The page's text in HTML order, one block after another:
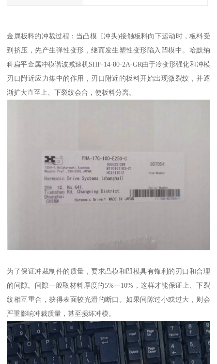
金属板料的冲裁过程：当凸模〔冲头)接触板料向下运动时，板料受
到挤压，先产生弹性变形，继而发生塑性变形陷入凹模中。哈默纳
科扁平金属冲模谐波减速机SHF-14-80-2A-GR由于冷变形强化和冲模
刃口附近应力集中的作用，刃口附近的板料开始出现微裂纹，并逐
渐扩大直至上、下裂纹会合，使板料分离。
为了保证冲裁制件的质量，要求凸模和凹模具有锋利的刃口和合理
的间隙。间隙一般取材料厚度的5%一10%，这样才能保证上、下裂
纹相互重合，获得表面较光滑的断口。如果间隙过小或过大，则会
严重影响冲裁质量，甚至损坏冲模。